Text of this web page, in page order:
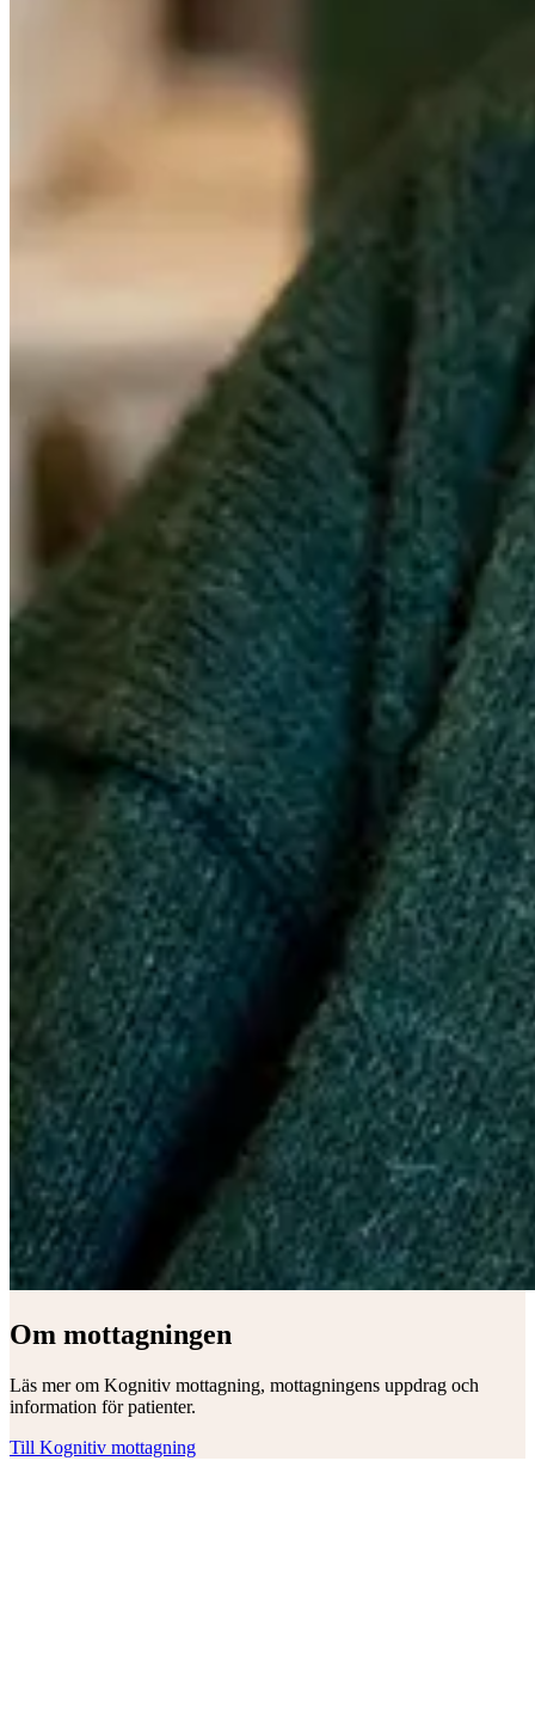
Om mottagningen
Läs mer om Kognitiv mottagning, mottagningens uppdrag och
information för patienter.
Till Kognitiv mottagning